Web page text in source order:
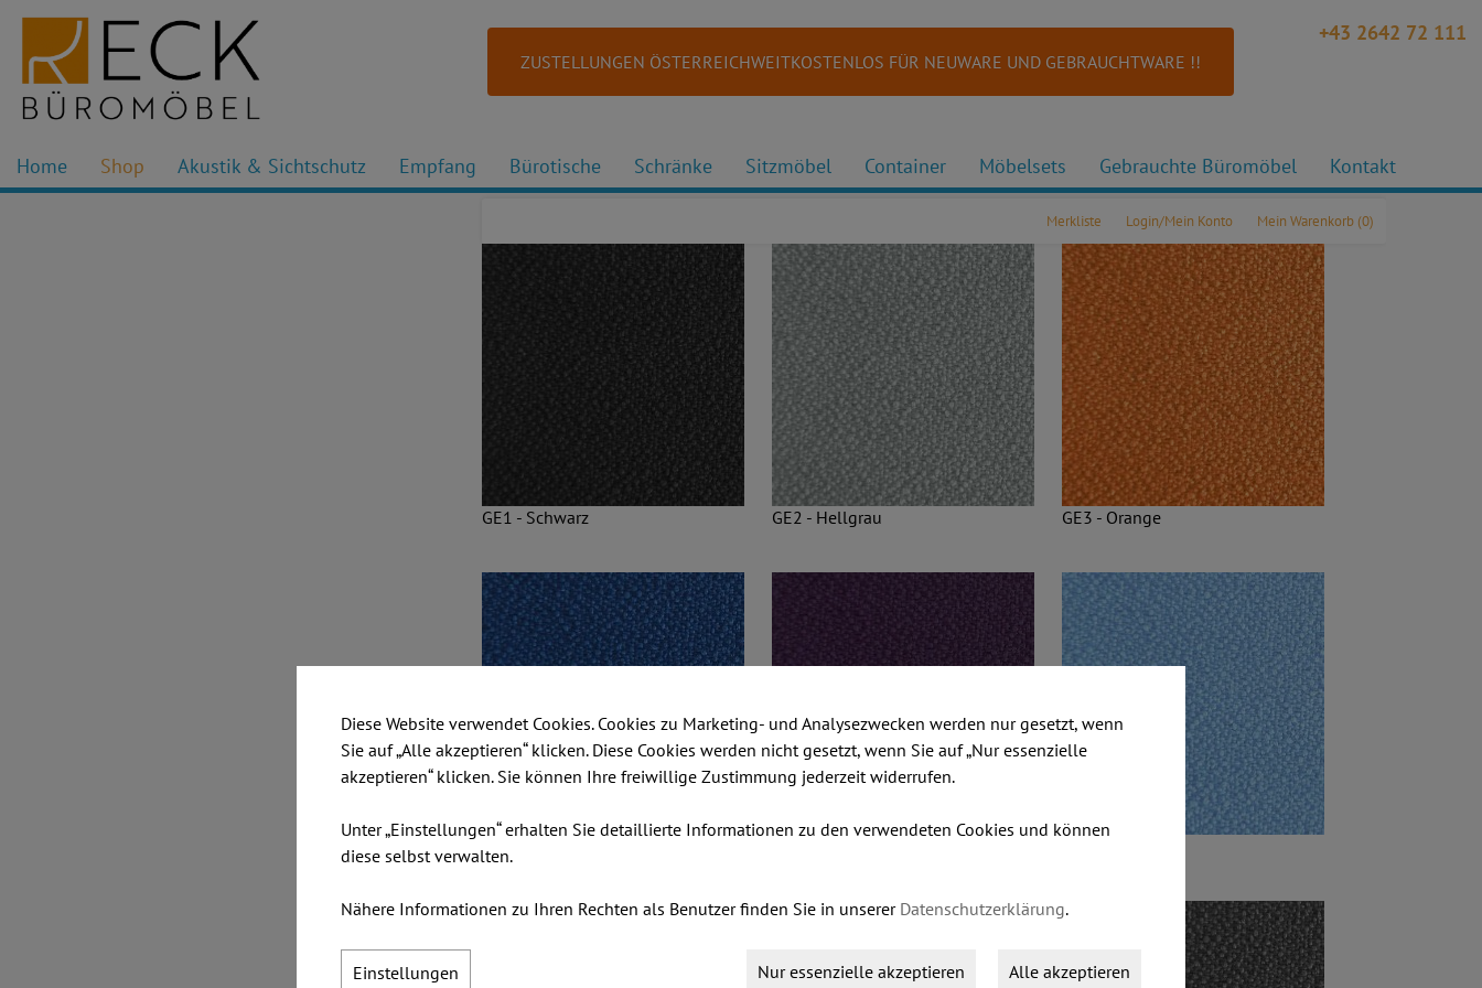
+43 2642 72 111
ZUSTELLUNGEN ÖSTERREICHWEITKOSTENLOS FÜR NEUWARE UND GEBRAUCHTWARE !!
Home Shop Akustik & Sichtschutz Empfang Bürotische Schränke Sitzmöbel Container Möbelsets Gebrauchte Büromöbel Kontakt
Mein Warenkorb (0)
Login/Mein Konto
Merkliste
GE1 - Schwarz GE2 - Hellgrau GE3 - Orange
GE4 - Blau
Diese Website verwendet Cookies. Cookies zu Marketing- und Analysezwecken werden nur gesetzt, wenn
Sie auf „Alle akzeptieren“ klicken. Diese Cookies werden nicht gesetzt, wenn Sie auf „Nur essenzielle
akzeptieren“ klicken. Sie können Ihre freiwillige Zustimmung jederzeit widerrufen.
Unter „Einstellungen“ erhalten Sie detaillierte Informationen zu den verwendeten Cookies und können
diese selbst verwalten.
Nähere Informationen zu Ihren Rechten als Benutzer finden Sie in unserer Datenschutzerklärung.
Alle akzeptieren
Nur essenzielle akzeptieren
Einstellungen